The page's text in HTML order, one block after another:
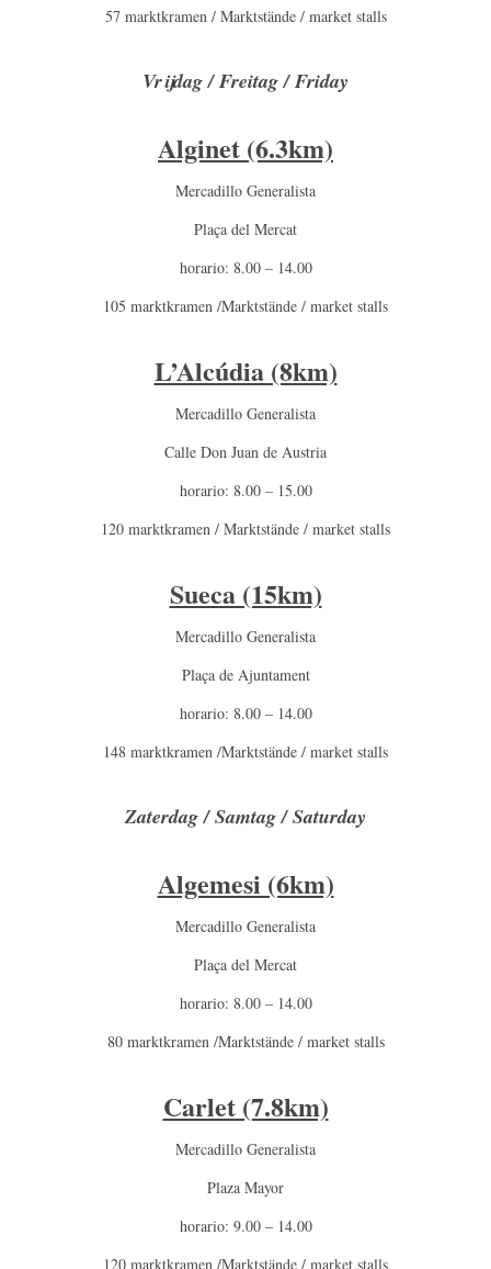
57 marktkramen / Marktstände / market stalls
Vrijdag / Freitag / Friday
Alginet (6.3km)
Mercadillo Generalista
Plaça del Mercat
horario: 8.00 – 14.00
105 marktkramen /Marktstände / market stalls
L’Alcúdia (8km)
Mercadillo Generalista
Calle Don Juan de Austria
horario: 8.00 – 15.00
120 marktkramen / Marktstände / market stalls
Sueca (15km)
Mercadillo Generalista
Plaça de Ajuntament
horario: 8.00 – 14.00
148 marktkramen /Marktstände / market stalls
Zaterdag / Samtag / Saturday
Algemesi (6km)
Mercadillo Generalista
Plaça del Mercat
horario: 8.00 – 14.00
80 marktkramen /Marktstände / market stalls
Carlet (7.8km)
Mercadillo Generalista
Plaza Mayor
horario: 9.00 – 14.00
120 marktkramen /Marktstände / market stalls